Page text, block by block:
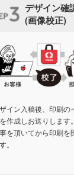
デザイン確
(画像校正)
イン入稿後、印刷の
作成しお送りします
を頂いてから印刷を
。